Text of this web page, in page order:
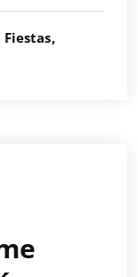
Fiestas